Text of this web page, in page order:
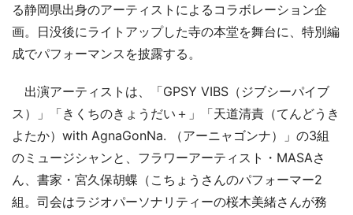
る静岡県出身のアーティストによるコラボレーション企
画。日没後にライトアップした寺の本堂を舞台に、特別編
成でパフォーマンスを披露する。
出演アーティストは、「GPSY VIBS（ジブシーパイブ
ス）」「きくちのきょうだい＋」「天道清責（てんどうき
よたか）with AgnaGonNa. （アーニャゴンナ）」の3組
のミュージシャンと、フラワーアーティスト・MASAさ
ん、書家・宮久保胡蝶（こちょうさんのパフォーマー2
組。司会はラジオパーソナリティーの桜木美緒さんが務